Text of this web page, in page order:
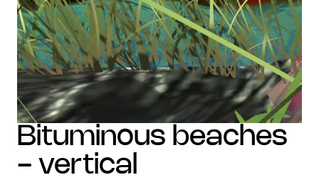
bituminous beaches
- vertical